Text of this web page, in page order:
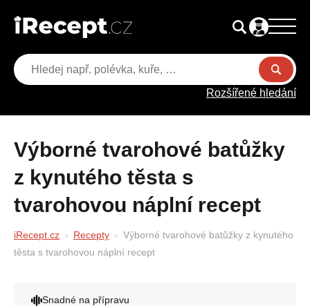
Rozšířené hledání
Výborné tvarohové batůžky
z kynutého těsta s
tvarohovou náplní recept
iRecept.cz Recepty
Výborné tvarohové batůžky z kynutého
těsta s tvarohovou náplní recept
Snadné na přípravu